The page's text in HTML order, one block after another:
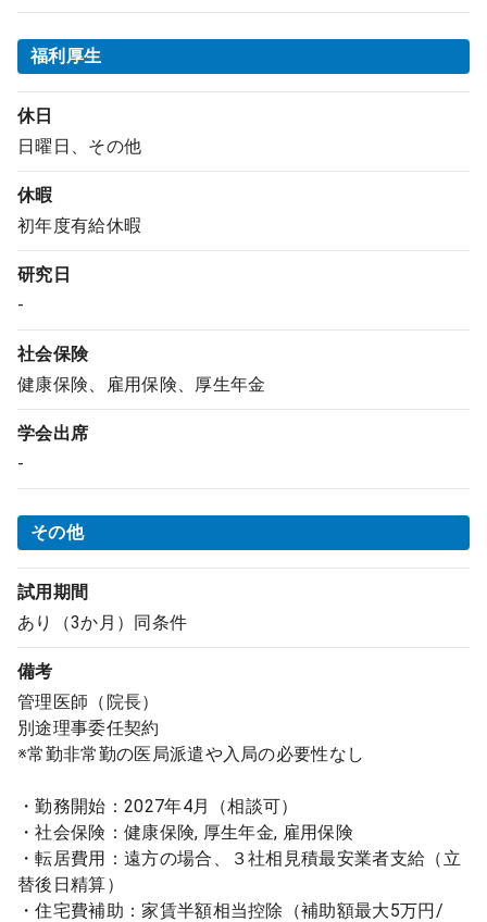
福利厚生
休日
日曜日、その他
休暇
初年度有給休暇
研究日
-
社会保険
健康保険、雇用保険、厚生年金
学会出席
-
その他
試用期間
あり（3か月）同条件
備考
管理医師（院長）
別途理事委任契約
※常勤非常勤の医局派遣や入局の必要性なし
・勤務開始：2027年4月（相談可）
・社会保険：健康保険, 厚生年金, 雇用保険
・転居費用：遠方の場合、３社相見積最安業者支給（立
替後日精算）
・住宅費補助：家賃半額相当控除（補助額最大5万円/